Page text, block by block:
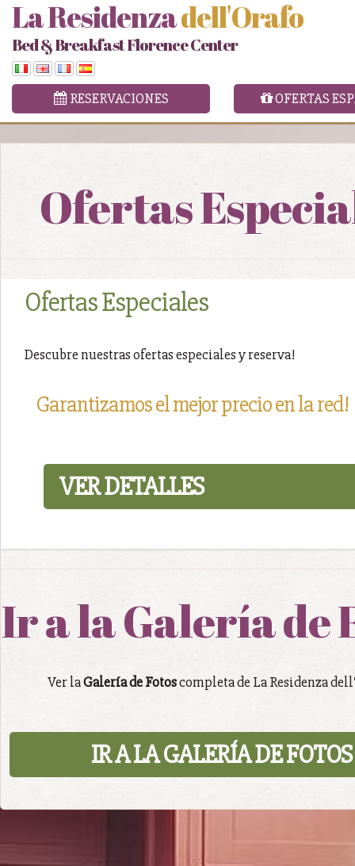
La Residenzadell'Orafo
Bed & Breakfast Florence Center
RESERVACIONES OFERTAS
Ofertas
Ofertas Especiales
Descubre nuestras ofertas especiales y reserva!
Garantizamos el mejor precio en la red!
VER DETALLES
Ir a la Galería de
Ver laGalería de Fotoscompleta de La Residenza
IR A LA GALERÍA DE FOTOS